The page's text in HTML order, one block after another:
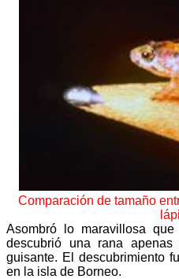
Comparación de tamaño
Asombró lo maravillosa
descubrió una rana
guisante. El descubrimiento
en la isla de Borneo.